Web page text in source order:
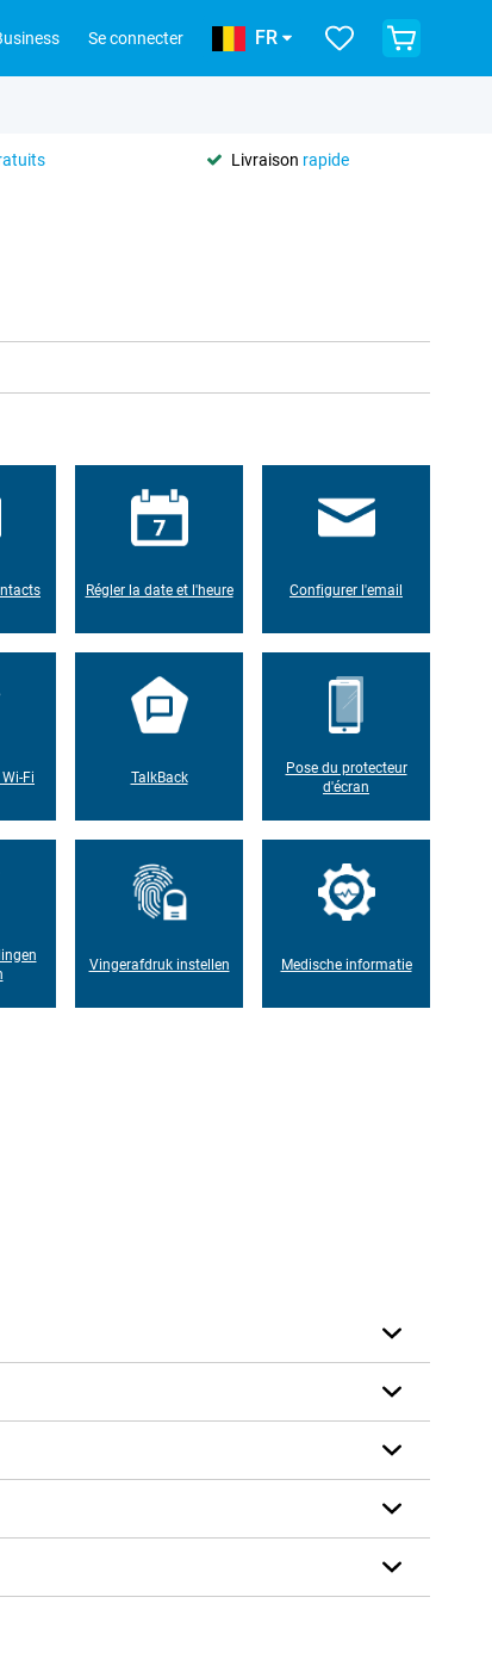
Se connecter FR
Livraison rapide
Régler la date et l'heure Configurer l'email
Fi TalkBack
Pose du protecteur
d'écran
Vingerafdruk instellen Medische informatie